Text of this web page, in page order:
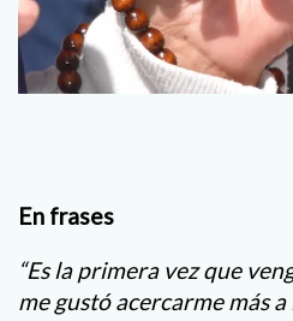
En frases
“Es la primera vez que
me gustó acercarme más